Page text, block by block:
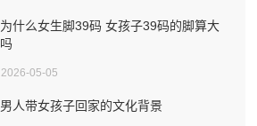
为什么女生脚39码 女孩子39码的脚算大
吗
2026-05-05
男人带女孩子回家的文化背景